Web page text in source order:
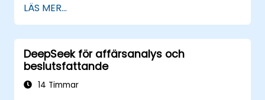
Integrera AI-verktyg i befintliga
innehållshanteringssystem.
Förbättra kreativitet och effektivitet
genom AI-drivet idégenerering och
strukturering.
LÄS MER...
DeepSeek för affärsanalys och
beslutsfattande
14 Timmar